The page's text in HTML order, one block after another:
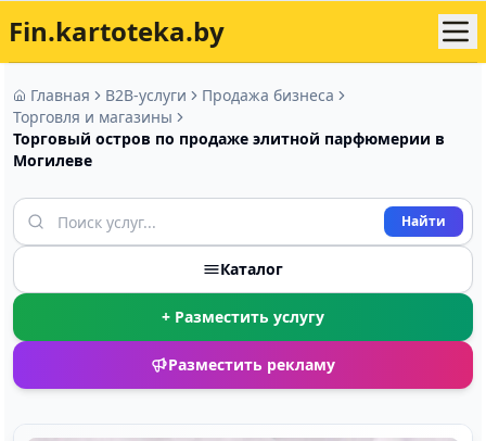
Fin.kartoteka.by
Главная B2B-услуги
Продажа бизнеса
Торговля и магазины
Торговый остров по продаже элитной парфюмерии в
Могилеве
Найти
Каталог
+ Разместить услугу
Разместить рекламу